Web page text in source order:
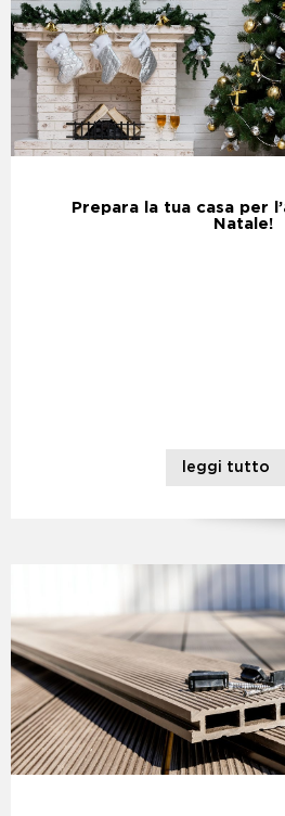
Prepara la tua casa per
Natale!
leggi tutto